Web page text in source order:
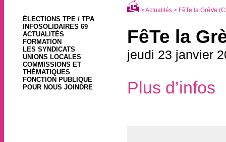
ÉLECTIONS TPE / TPA
INFOSOLIDAIRES 69
ACTUALITÉS
FORMATION
LES SYNDICATS
UNIONS LOCALES
COMMISSIONS ET
THÉMATIQUES
FONCTION PUBLIQUE
POUR NOUS JOINDRE
>Actualités> FêTe la GrèVe
FêTe la
jeudi 23 janvier
Plus d’infos